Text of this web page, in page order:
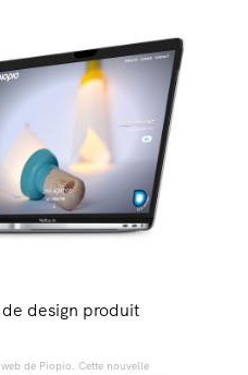
design produit
de Piopio. Cette nouvelle